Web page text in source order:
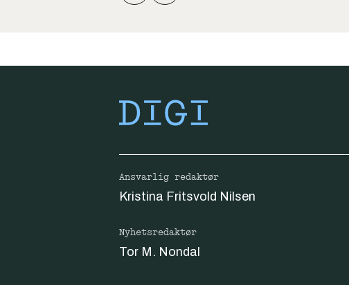
Ansvarlig redaktør
Kristina Fritsvold Nilsen
Nyhetsredaktør
Tor M. Nondal